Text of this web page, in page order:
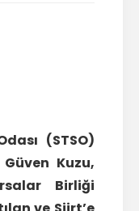
(STSO)
Kuzu,
Birliği